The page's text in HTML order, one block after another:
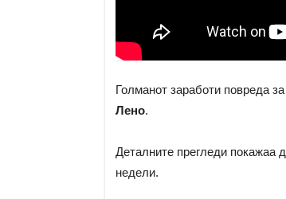
Голманот заработи повреда
Лено.
Деталните прегледи покажаа
недели.